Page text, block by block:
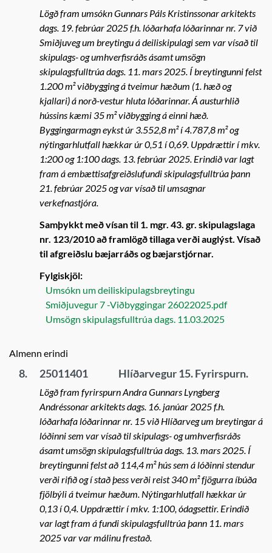
Lögð fram umsókn Gunnars Páls Kristinssonar arkitekts
dags. 19. febrúar 2025 f.h. lóðarhafa lóðarinnar nr. 7 við
Smiðjuveg um breytingu á deiliskipulagi sem var vísað til
skipulags- og umhverfisráðs ásamt umsögn
skipulagsfulltrúa dags. 11. mars 2025. Í breytingunni felst
1.200 m² viðbygging á tveimur hæðum (1. hæð og
kjallari) á norð-vestur hluta lóðarinnar. Á austurhlið
hússins kæmi 35 m² viðbygging á einni hæð.
Byggingarmagn eykst úr 3.552,8 m² í 4.787,8 m² og
nýtingarhlutfall hækkar úr 0,51 í 0,69. Uppdrættir í mkv.
1:200 og 1:100 dags. 13. febrúar 2025. Erindið var lagt
fram á embættisafgreiðslufundi skipulagsfulltrúa þann
21. febrúar 2025 og var vísað til umsagnar
verkefnastjóra.
Samþykkt með vísan til 1. mgr. 43. gr. skipulagslaga
nr. 123/2010 að framlögð tillaga verði auglýst. Vísað
til afgreiðslu bæjarráðs og bæjarstjórnar.
Fylgiskjöl:
Umsókn um deiliskipulagsbreytingu
Smiðjuvegur 7 -Viðbyggingar 26022025.pdf
Umsögn skipulagsfulltrúa dags. 11.03.2025
Almenn erindi
8. 25011401 Hlíðarvegur 15. Fyrirspurn.
Lögð fram fyrirspurn Andra Gunnars Lyngberg
Andréssonar arkitekts dags. 16. janúar 2025 f.h.
lóðarhafa lóðarinnar nr. 15 við Hlíðarveg um breytingar á
lóðinni sem var vísað til skipulags- og umhverfisráðs
ásamt umsögn skipulagsfulltrúa dags. 13. mars 2025. Í
breytingunni felst að 114,4 m² hús sem á lóðinni stendur
verði rifið og í stað þess verði reist 340 m² fjögurra íbúða
fjölbýli á tveimur hæðum. Nýtingarhlutfall hækkar úr
0,13 í 0,4. Uppdrættir í mkv. 1:100, ódagsettir. Erindið
var lagt fram á fundi skipulagsfulltrúa þann 11. mars
2025 var var málinu frestað.